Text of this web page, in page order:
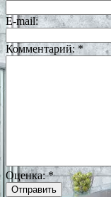
E-mail:
Комментарий:*
Оценка:*